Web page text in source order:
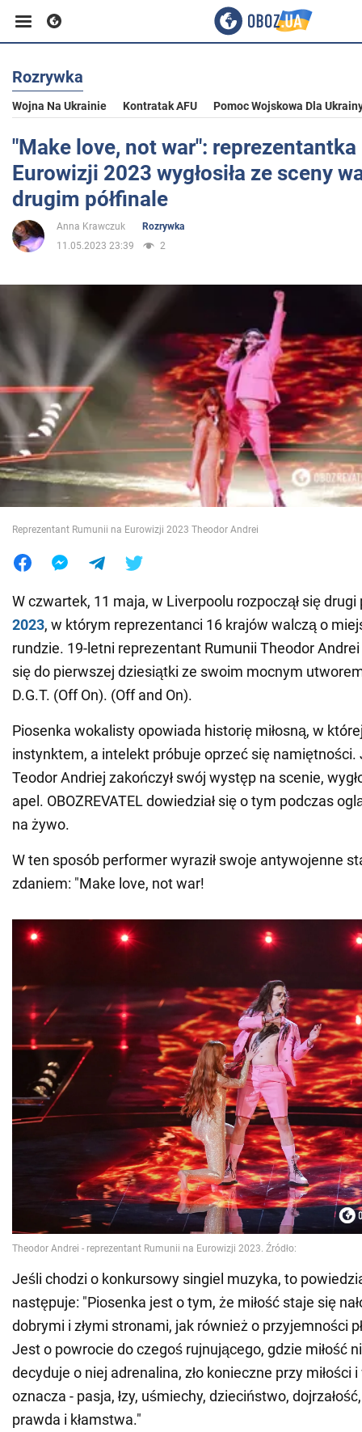
Biznes
Sport
Rozrywka
Życie
Polityka
Społeczeństwo
Wojna na Ukrainie
Świat
Jedzenie
Rozrywka
Wojna Na Ukrainie Kontratak AFU Pomoc Wojskowa Dla
"Make love, not war":
Eurowizji 2023 wygłosiła ze sceny
drugim półfinale
Anna Krawczuk
Rozrywka
11.05.2023 23:39
2
Reprezentant Rumunii na Eurowizji 2023 Theodor Andrei
W czwartek, 11 maja, w Liverpoolu rozpoczął się drugi
2023, w którym reprezentanci 16 krajów walczą o
rundzie. 19-letni reprezentant Rumunii Theodor
się do pierwszej dziesiątki ze swoim mocnym
D.G.T. (Off On). (Off and On).
Piosenka wokalisty opowiada historię miłosną, w której
instynktem, a intelekt próbuje oprzeć się namiętności.
Teodor Andriej zakończył swój występ na scenie,
apel. OBOZREVATEL dowiedział się o tym podczas
na żywo.
W ten sposób performer wyraził swoje antywojenne
zdaniem: "Make love, not war!
Jeśli chodzi o konkursowy singiel muzyka, to
następuje: "Piosenka jest o tym, że miłość staje się
dobrymi i złymi stronami, jak również o przyjemności
Jest o powrocie do czegoś rujnującego, gdzie miłość
decyduje o niej adrenalina, zło konieczne przy miłości
oznacza - pasja, łzy, uśmiechy, dzieciństwo,
prawda i kłamstwa."